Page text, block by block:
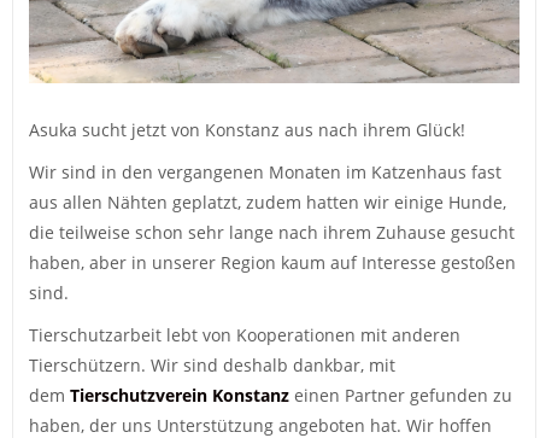
Asuka sucht jetzt von Konstanz aus nach ihrem Glück!
Wir sind in den vergangenen Monaten im Katzenhaus fast
aus allen Nähten geplatzt, zudem hatten wir einige Hunde,
die teilweise schon sehr lange nach ihrem Zuhause gesucht
haben, aber in unserer Region kaum auf Interesse gestoßen
sind.
Tierschutzarbeit lebt von Kooperationen mit anderen
Tierschützern. Wir sind deshalb dankbar, mit
dem Tierschutzverein Konstanzeinen Partner gefunden zu
haben, der uns Unterstützung angeboten hat. Wir hoffen